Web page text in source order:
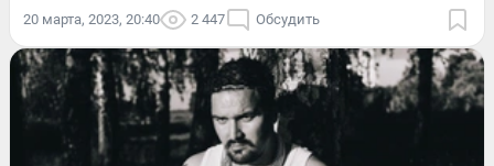
20 марта, 2023, 20:40 2 447 Обсудить